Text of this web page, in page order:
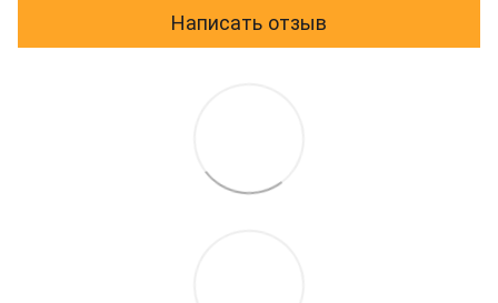
Написать отзыв